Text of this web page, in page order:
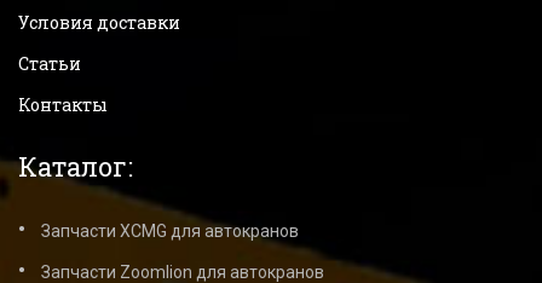
Условия доставки
Статьи
Контакты
Каталог:
Запчасти XCMG для автокранов
Запчасти Zoomlion для автокранов